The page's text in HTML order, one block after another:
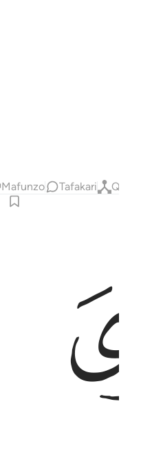
Mafunzo Tafakari Qiraat